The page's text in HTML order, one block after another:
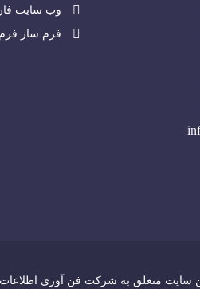
وب سایت
فرم ساز فرم
سایت متعلق به شرکت فن آوری